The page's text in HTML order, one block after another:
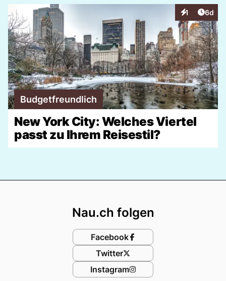
1
Interaktionen
6d
Budgetfreundlich
New York City: Welches Viertel
passt zu Ihrem Reisestil?
Nau.ch folgen
Facebook
Twitter
Instagram